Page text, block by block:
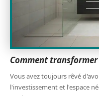
Comment
Vous avez toujours rêvé
l'investissement et l'espace